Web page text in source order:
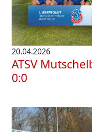
20.04.2026
ATSV
0:0